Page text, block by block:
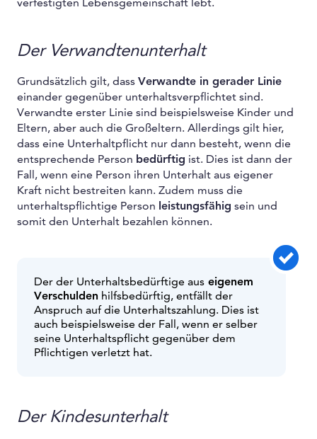
Der Verwandtenunterhalt
Grundsätzlich gilt, dass Verwandte in gerader Linie
einander gegenüber unterhaltsverpflichtet sind.
Verwandte erster Linie sind beispielsweise Kinder und
Eltern, aber auch die Großeltern. Allerdings gilt hier,
dass eine Unterhaltpflicht nur dann besteht, wenn die
entsprechende Person bedürftig ist. Dies ist dann der
Fall, wenn eine Person ihren Unterhalt aus eigener
Kraft nicht bestreiten kann. Zudem muss die
unterhaltspflichtige Person leistungsfähig sein und
somit den Unterhalt bezahlen können.
Der der Unterhaltsbedürftige aus eigenem
Verschulden hilfsbedürftig, entfällt der
Anspruch auf die Unterhaltszahlung. Dies ist
auch beispielsweise der Fall, wenn er selber
seine Unterhaltspflicht gegenüber dem
Pflichtigen verletzt hat.
Der Kindesunterhalt